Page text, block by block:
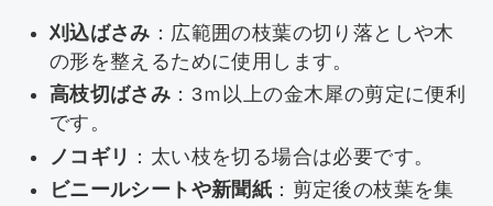
刈込ばさみ ：広範囲の枝葉の切り落としや木
の形を整えるために使用します。
高枝切ばさみ ：3ｍ以上の金木犀の剪定に便利
です。
ノコギリ ：太い枝を切る場合は必要です。
ビニールシートや新聞紙 ：剪定後の枝葉を集